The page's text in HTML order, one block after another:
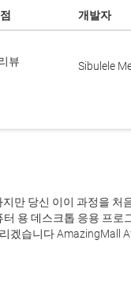
개발자
뷰
Sibulele
만 당신 이이 과정을 처
용 데스크톱 응용 프로
겠습니다 AmazingMall